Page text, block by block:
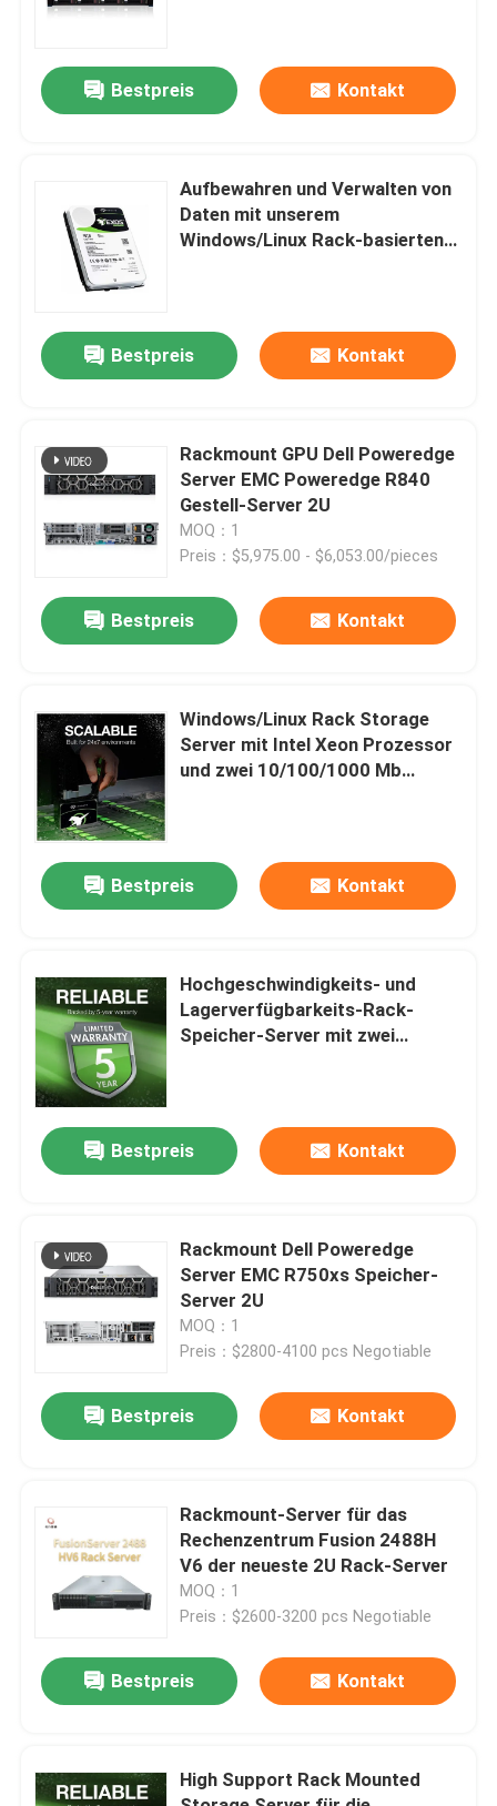
Zu Hause
Über uns
Qualitätskontrolle
Kontakt mit uns
Nachrichten
Rechtssachen
Gestell-Speicher-Server
Bestpreis Kontakt
Aufbewahren und Verwalten von
Daten mit unserem
Windows/Linux Rack-basierten
Bestpreis Kontakt
Rackmount GPU Dell Poweredge
Server EMC Poweredge R840
Gestell-Server 2U
MOQ：1
Preis：$5,975.00 - $6,053.00/pieces
Bestpreis Kontakt
Windows/Linux Rack Storage
Server mit Intel Xeon Prozessor
und zwei 10/100/1000 Mb
Bestpreis Kontakt
Hochgeschwindigkeits- und
Lagerverfügbarkeits-Rack-
Speicher-Server mit zwei
Bestpreis
Kontakt
Rackmount Dell Poweredge
Server EMC R750xs Speicher-
Server 2U
MOQ：1
Preis：$2800-4100 pcs Negotiable
Bestpreis Kontakt
Rackmount-Server für das
Rechenzentrum Fusion 2488H
V6 der neueste 2U Rack-Server
MOQ：1
Preis：$2600-3200 pcs Negotiable
Bestpreis Kontakt
High Support Rack Mounted